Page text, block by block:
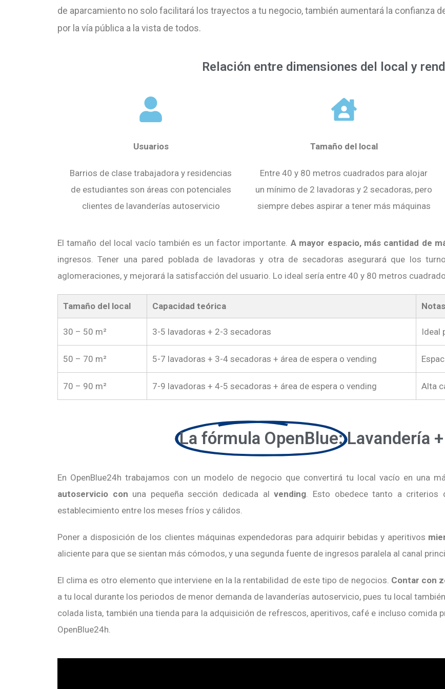
de aparcamiento no solo facilitará los trayectos a tu negocio, también aumentará la confianza
por la vía pública a la vista de todos.
Relación entre dimensiones del local y
Usuarios
Barrios de clase trabajadora y residencias
de estudiantes son áreas con potenciales
clientes de lavanderías autoservicio
Tamaño del local
Entre 40 y 80 metros cuadrados para alojar
un mínimo de 2 lavadoras y 2 secadoras, pero
siempre debes aspirar a tener más máquinas
El tamaño del local vacío también es un factor importante. A mayor espacio, más cantidad de
ingresos. Tener una pared poblada de lavadoras y otra de secadoras asegurará que los
aglomeraciones, y mejorará la satisfacción del usuario. Lo ideal sería entre 40 y 80 metros
Tamaño del local Capacidad teórica Notas
30 – 50 m² 3-5 lavadoras + 2-3 secadoras Ideal
50 – 70 m² 5-7 lavadoras + 3-4 secadoras + área de espera o vending
70 – 90 m² 7-9 lavadoras + 4-5 secadoras + área de espera o vending Alta
La fórmula OpenBlue: Lavandería
En OpenBlue24h trabajamos con un modelo de negocio que convertirá tu local vacío en una
autoservicio con una pequeña sección dedicada alvending . Esto obedece tanto a criterios
establecimiento entre los meses fríos y cálidos.
Poner a disposición de los clientes máquinas expendedoras para adquirir bebidas y aperitivos
aliciente para que se sientan más cómodos, y una segunda fuente de ingresos paralela al canal
El clima es otro elemento que interviene en la la rentabilidad de este tipo de negocios. Contar con
a tu local durante los periodos de menor demanda de lavanderías autoservicio, pues tu local
colada lista, también una tienda para la adquisición de refrescos, aperitivos, café e incluso comida
OpenBlue24h.